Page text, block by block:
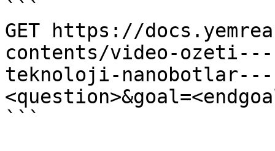
```
GET https://
contents/video-
teknoloji-nanobotlar---
```